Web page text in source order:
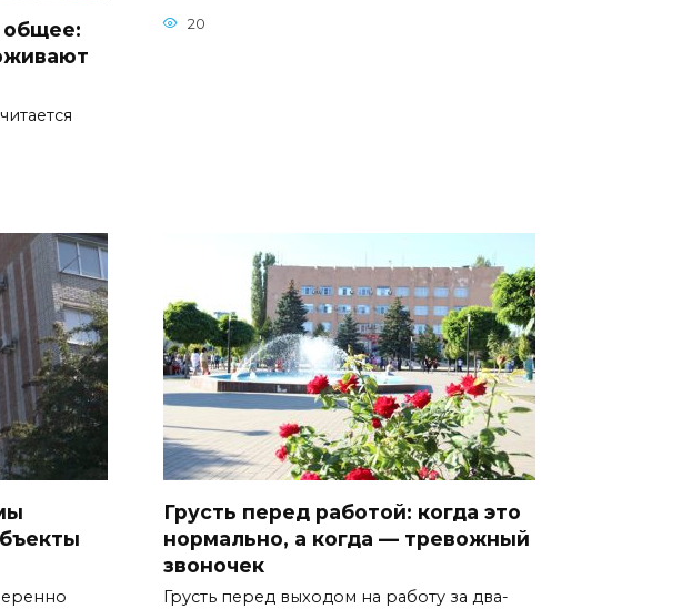
20
Грусть перед работой: когда это
нормально, а когда — тревожный
звоночек
Грусть перед выходом на работу за два-